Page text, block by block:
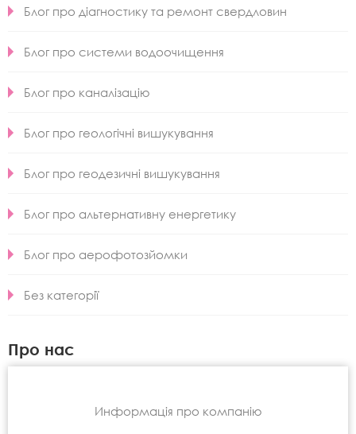
Блог про діагностику та ремонт свердловин
Блог про системи водоочищення
Блог про каналізацію
Блог про геологічні вишукування
Блог про геодезичні вишукування
Блог про альтернативну енергетику
Блог про аерофотозйомки
Без категорії
Про нас
Информація про компанію